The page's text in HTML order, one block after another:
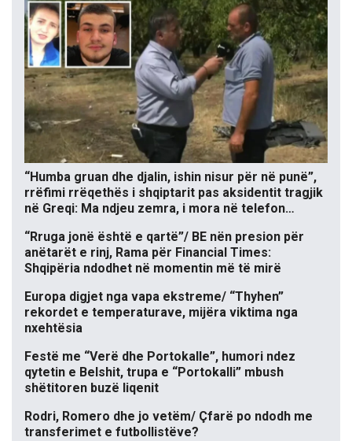
“Humba gruan dhe djalin, ishin nisur për në punë”,
rrëfimi rrëqethës i shqiptarit pas aksidentit tragjik
në Greqi: Ma ndjeu zemra, i mora në telefon…
“Rruga jonë është e qartë”/ BE nën presion për
anëtarët e rinj, Rama për Financial Times:
Shqipëria ndodhet në momentin më të mirë
Europa digjet nga vapa ekstreme/ “Thyhen”
rekordet e temperaturave, mijëra viktima nga
nxehtësia
Festë me “Verë dhe Portokalle”, humori ndez
qytetin e Belshit, trupa e “Portokalli” mbush
shëtitoren buzë liqenit
Rodri, Romero dhe jo vetëm/ Çfarë po ndodh me
transferimet e futbollistëve?